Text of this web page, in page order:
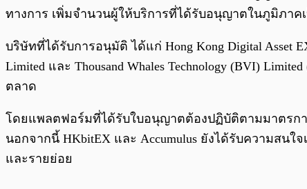
ทางการ เพิ่มจำนวนผู้ให้บริการที่ได้รับอนุญาตในภูมิภาค
บริษัทที่ได้รับการอนุมัติ ได้แก่ Hong Kong Digital Asset
Limited และ Thousand Whales Technology (BVI)
ตลาด
โดยแพลตฟอร์มที่ได้รับใบอนุญาตต้องปฏิบัติตามมาตรกา
นอกจากนี้ HKbitEX และ Accumulus ยังได้รับความสน
และรายย่อย